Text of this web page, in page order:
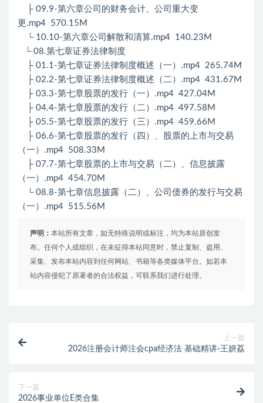
├ 09.9-第六章公司的财务会计、公司重大变
更.mp4 570.15M
└ 10.10-第六章公司解散和清算.mp4 140.23M
└ 08.第七章证券法律制度
├ 01.1-第七章证券法律制度概述（一）.mp4 265.74M
├ 02.2-第七章证券法律制度概述（二）.mp4 431.67M
├ 03.3-第七章股票的发行（一）.mp4 427.04M
├ 04.4-第七章股票的发行（二）.mp4 497.58M
├ 05.5-第七章股票的发行（三）.mp4 459.66M
├ 06.6-第七章股票的发行（四）、股票的上市与交易
（一）.mp4 508.33M
├ 07.7-第七章股票的上市与交易（二）、信息披露
（一）.mp4 454.70M
└ 08.8-第七章信息披露（二）、公司债券的发行与交易
（一）.mp4 515.56M
声明： 本站所有文章，如无特殊说明或标注，均为本站原创发
布。任何个人或组织，在未征得本站同意时，禁止复制、盗用、
采集、发布本站内容到任何网站、书籍等各类媒体平台。如若本
站内容侵犯了原著者的合法权益，可联系我们进行处理。
上一篇
2026注册会计师注会cpa经济法 基础精讲-王妍荔
下一篇
2026事业单位E类合集